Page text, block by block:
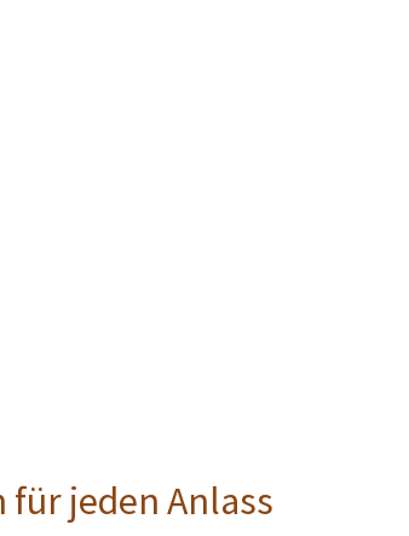
für jeden Anlass